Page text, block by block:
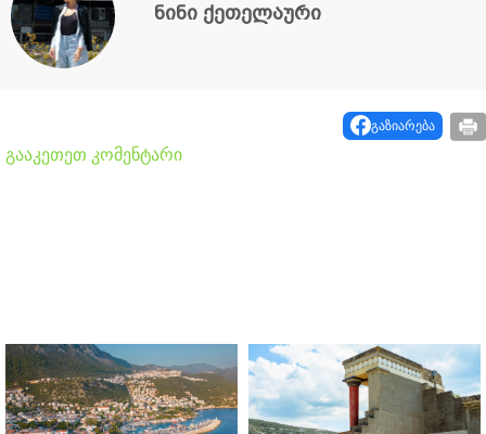
ნინი ქეთელაური
გაზიარება
გააკეთეთ კომენტარი